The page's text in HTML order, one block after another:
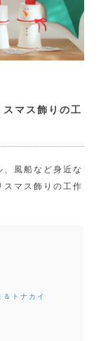
マス飾りの工
風船など身近な
スマス飾りの工作
トナカイ